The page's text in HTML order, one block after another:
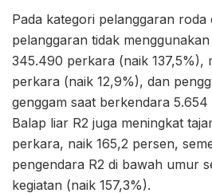
Pada kategori pelanggaran roda
pelanggaran tidak
345.490 perkara (naik 137,5%),
perkara (naik 12,9%), dan
genggam saat berkendara
Balap liar R2 juga meningkat
perkara, naik 165,2 persen,
pengendara R2 di bawah umur
kegiatan (naik 157,3%).